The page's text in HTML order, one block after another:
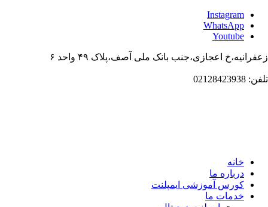
اعجازی،جنب بانک ملی آصف،پلاک ۴۹ واحد ۶
ما
آموزشی ایمپلنت
ما